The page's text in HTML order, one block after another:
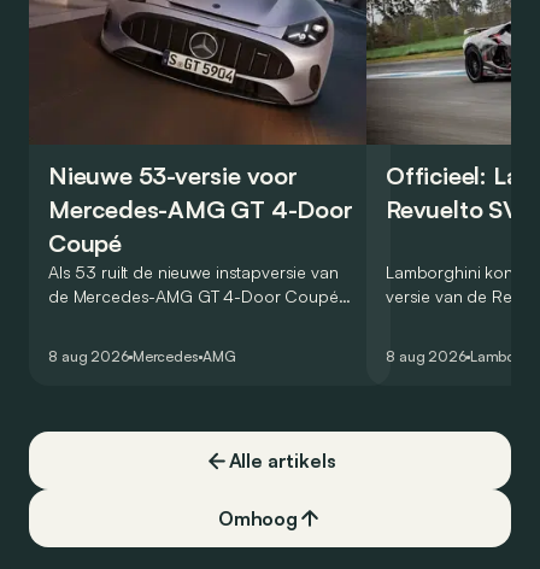
Nieuwe 53-versie voor
Mercedes-AMG GT 4-Door
Coupé
Als 53 ruilt de nieuwe instapversie van
de Mercedes-AMG GT 4-Door Coupé
8 aug 2026 Mercedes AMG
Officieel:
Revuelto SV
Lamborghini
versie van de
een record voor
8 aug 2026
Alle artikels
Omhoog